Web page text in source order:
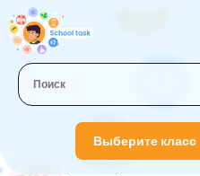
Выберите класс